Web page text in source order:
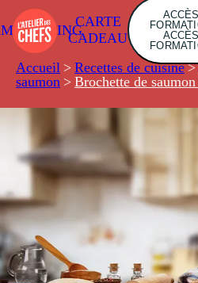
CARTE
CADEAU
ACCÈS
ACCÈS
Accueil > Recettes de cuisine >
saumon > Brochette de